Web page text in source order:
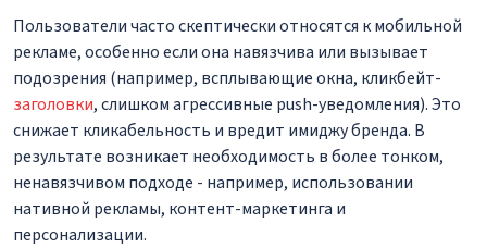
Пользователи часто скептически относятся к мобильной
рекламе, особенно если она навязчива или вызывает
подозрения (например, всплывающие окна, кликбейт-
заголовки, слишком агрессивные push-уведомления). Это
снижает кликабельность и вредит имиджу бренда. В
результате возникает необходимость в более тонком,
ненавязчивом подходе - например, использовании
нативной рекламы, контент-маркетинга и
персонализации.